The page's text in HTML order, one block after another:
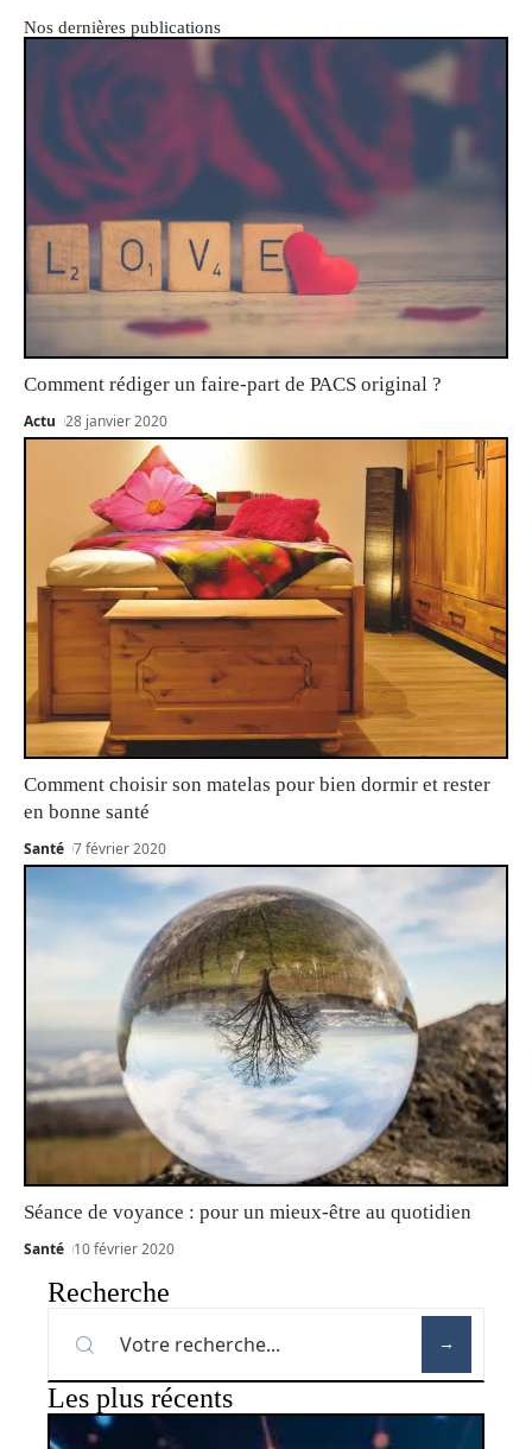
Nos dernières publications
Comment rédiger un faire-part de PACS original ?
Actu 28 janvier 2020
Comment choisir son matelas pour bien dormir et rester
en bonne santé
Santé 7 février 2020
Séance de voyance : pour un mieux-être au quotidien
Santé 10 février 2020
Recherche
Les plus récents